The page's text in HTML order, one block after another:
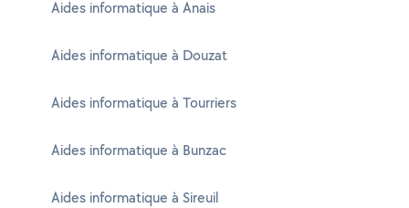
Aides informatique à Anais
Aides informatique à Douzat
Aides informatique à Tourriers
Aides informatique à Bunzac
Aides informatique à Sireuil